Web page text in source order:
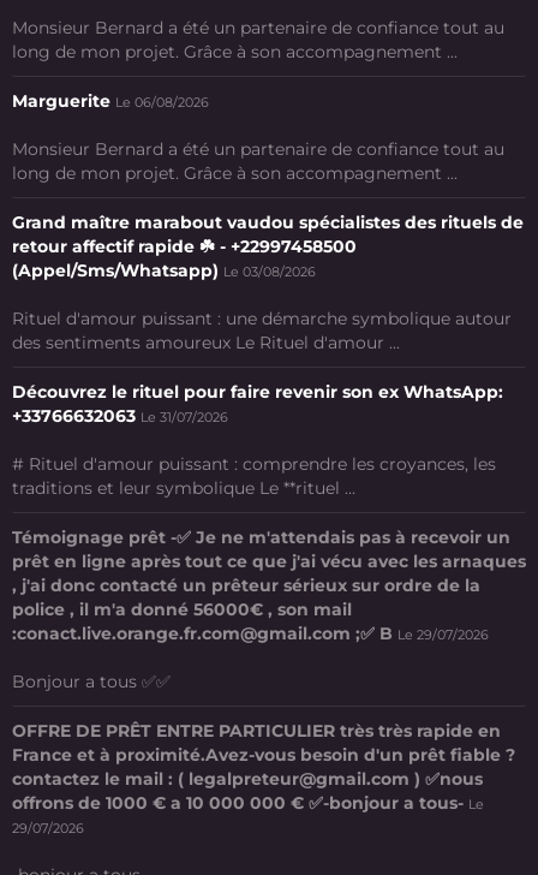
Monsieur Bernard a été un partenaire de confiance tout au
long de mon projet. Grâce à son accompagnement ...
Marguerite Le 06/08/2026
Monsieur Bernard a été un partenaire de confiance tout au
long de mon projet. Grâce à son accompagnement ...
Grand maître marabout vaudou spécialistes des rituels de
retour affectif rapide ☘️ - +22997458500
(Appel/Sms/Whatsapp) Le 03/08/2026
Rituel d'amour puissant : une démarche symbolique autour
des sentiments amoureux Le Rituel d'amour ...
Découvrez le rituel pour faire revenir son ex WhatsApp:
+33766632063 Le 31/07/2026
# Rituel d'amour puissant : comprendre les croyances, les
traditions et leur symbolique Le **rituel ...
Témoignage prêt -✅ Je ne m'attendais pas à recevoir un
prêt en ligne après tout ce que j'ai vécu avec les arnaques
, j'ai donc contacté un prêteur sérieux sur ordre de la
police , il m'a donné 56000€ , son mail
:conact.live.orange.fr.com@gmail.com ;✅ B Le 29/07/2026
Bonjour a tous ✅✅
OFFRE DE PRÊT ENTRE PARTICULIER très très rapide en
France et à proximité.Avez-vous besoin d'un prêt fiable ?
contactez le mail : ( legalpreteur@gmail.com ) ✅nous
offrons de 1000 € a 10 000 000 € ✅-bonjour a tous- Le
29/07/2026